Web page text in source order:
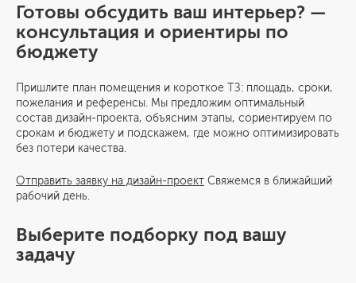
Готовы обсудить ваш интерьер? —
консультация и ориентиры по
бюджету
Пришлите план помещения и короткое ТЗ: площадь, сроки,
пожелания и референсы. Мы предложим оптимальный
состав дизайн-проекта, объясним этапы, сориентируем по
срокам и бюджету и подскажем, где можно оптимизировать
без потери качества.
Отправить заявку на дизайн-проект Свяжемся в ближайший
рабочий день.
Выберите подборку под вашу
задачу